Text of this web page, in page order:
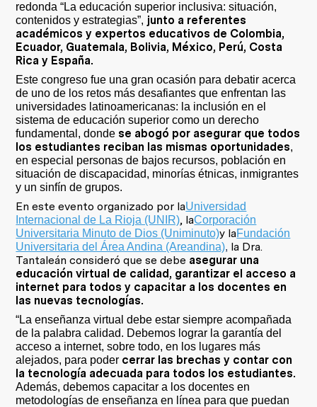
redonda “La educación superior inclusiva: situación,
contenidos y estrategias”, junto a referentes
académicos y expertos educativos de Colombia,
Ecuador, Guatemala, Bolivia, México, Perú, Costa
Rica y España.
Este congreso fue una gran ocasión para debatir acerca
de uno de los retos más desafiantes que enfrentan las
universidades latinoamericanas: la inclusión en el
sistema de educación superior como un derecho
fundamental, donde se abogó por asegurar que todos
los estudiantes reciban las mismas oportunidades,
en especial personas de bajos recursos, población en
situación de discapacidad, minorías étnicas, inmigrantes
y un sinfín de grupos.
En este evento organizado por laUniversidad
Internacional de La Rioja (UNIR), laCorporación
Universitaria Minuto de Dios (Uniminuto)y laFundación
Universitaria del Área Andina (Areandina), la Dra.
Tantaleán consideró que se debe asegurar una
educación virtual de calidad, garantizar el acceso a
internet para todos y capacitar a los docentes en
las nuevas tecnologías.
“La enseñanza virtual debe estar siempre acompañada
de la palabra calidad. Debemos lograr la garantía del
acceso a internet, sobre todo, en los lugares más
alejados, para poder cerrar las brechas y contar con
la tecnología adecuada para todos los estudiantes.
Además, debemos capacitar a los docentes en
metodologías de enseñanza en línea para que puedan